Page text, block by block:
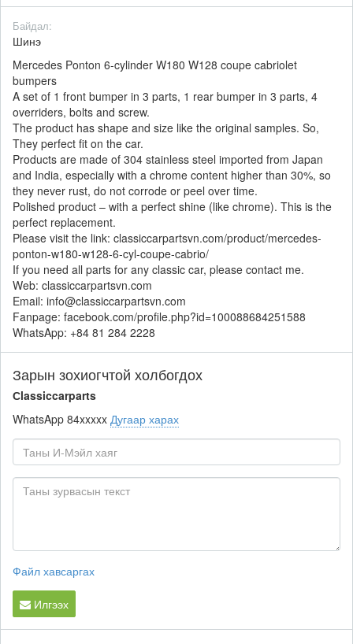
Байдал:
Шинэ
Mercedes Ponton 6-cylinder W180 W128 coupe cabriolet
bumpers
A set of 1 front bumper in 3 parts, 1 rear bumper in 3 parts, 4
overriders, bolts and screw.
The product has shape and size like the original samples. So,
They perfect fit on the car.
Products are made of 304 stainless steel imported from Japan
and India, especially with a chrome content higher than 30%, so
they never rust, do not corrode or peel over time.
Polished product – with a perfect shine (like chrome). This is the
perfect replacement.
Please visit the link: classiccarpartsvn.com/product/mercedes-
ponton-w180-w128-6-cyl-coupe-cabrio/
If you need all parts for any classic car, please contact me.
Web: classiccarpartsvn.com
Email: info@classiccarpartsvn.com
Fanpage: facebook.com/profile.php?id=100088684251588
WhatsApp: +84 81 284 2228
Зарын зохиогчтой холбогдох
Сlassiccarparts
WhatsApp 84xxxxx Дугаар харах
Файл хавсаргах
Илгээх